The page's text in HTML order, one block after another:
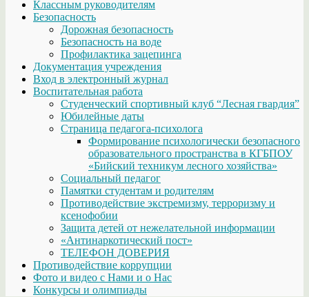
Классным руководителям
Безопасность
Дорожная безопасность
Безопасность на воде
Профилактика зацепинга
Документация учреждения
Вход в электронный журнал
Воспитательная работа
Студенческий спортивный клуб “Лесная гвардия”
Юбилейные даты
Страница педагога-психолога
Формирование психологически безопасного
образовательного пространства в КГБПОУ
«Бийский техникум лесного хозяйства»
Социальный педагог
Памятки студентам и родителям
Противодействие экстремизму, терроризму и
ксенофобии
Защита детей от нежелательной информации
«Антинаркотический пост»
ТЕЛЕФОН ДОВЕРИЯ
Противодействие коррупции
Фото и видео с Нами и о Нас
Конкурсы и олимпиады